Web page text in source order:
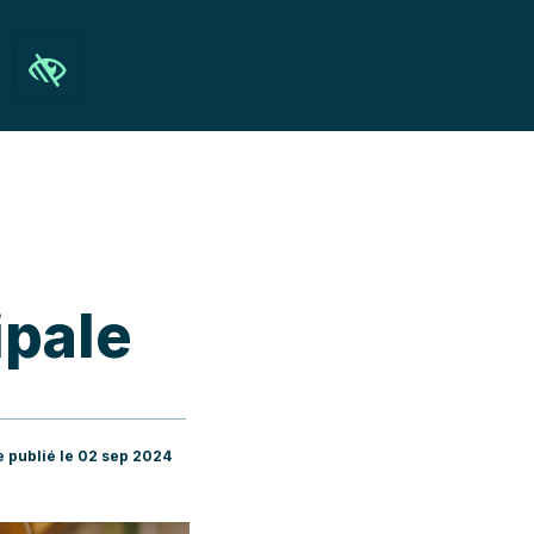
Ouvrir la barre d’outils
publié le 02 sep 2024